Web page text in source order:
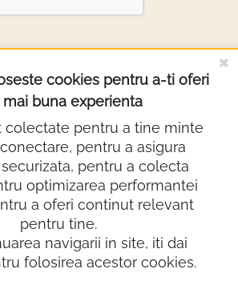
cookies pentru a-ti oferi
mai buna experienta
colectate pentru a tine minte
pentru a asigura
pentru a colecta
optimizarea performantei
a oferi continut relevant
pentru tine.
navigarii in site, iti dai
folosirea acestor cookies.